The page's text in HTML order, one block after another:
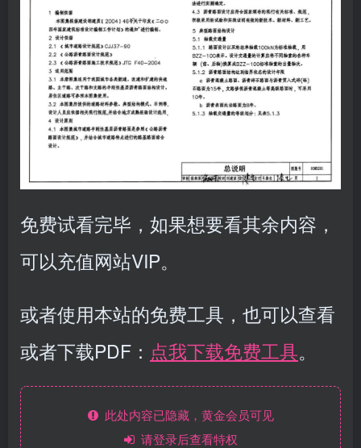
免费试看完毕，如果想要看其余内容，
可以充值网站VIP。
或者使用本站的免费工具，也可以查看
或者下载PDF： 点我下载免费工具。
此处内容已隐藏，黄金会员可见
请登录后查看特权